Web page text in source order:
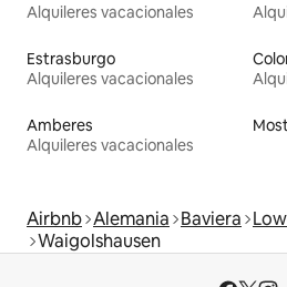
Alquileres vacacionales
Estrasburgo
Alquileres vacacionales
Amberes
Alquileres vacacionales
Airbnb Alemania Baviera
Waigolshausen